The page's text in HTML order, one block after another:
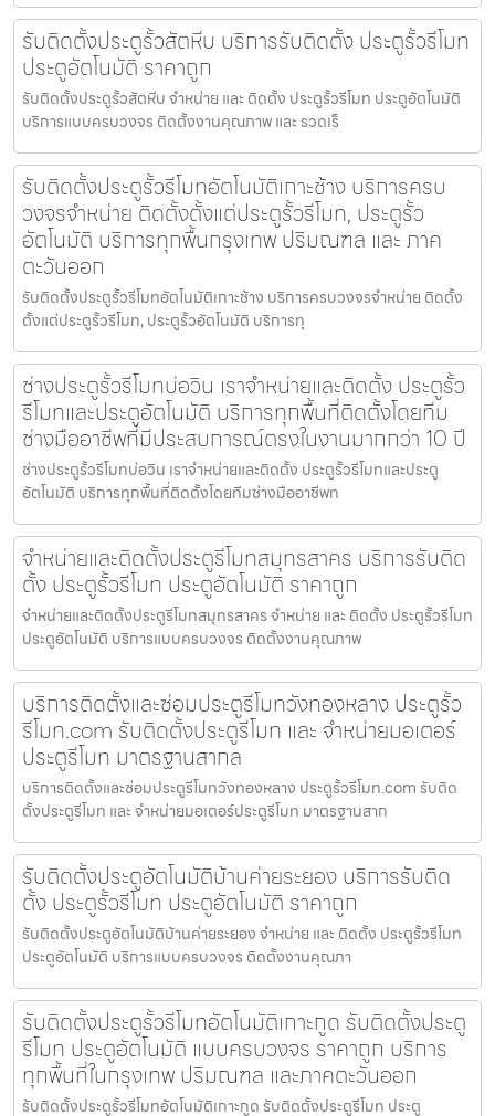
รับติดตั้งประตูรั้วสัตหีบ บริการรับติดตั้ง ประตูรั้วรีโมท
ประตูอัตโนมัติ ราคาถูก
รับติดตั้งประตูรั้วสัตหีบ จำหน่าย และ ติดตั้ง ประตูรั้วรีโมท ประตูอัตโนมัติ
บริการแบบครบวงจร ติดตั้งงานคุณภาพ และ รวดเร็
รับติดตั้งประตูรั้วรีโมทอัตโนมัติเกาะช้าง บริการครบ
วงจรจำหน่าย ติดตั้งตั้งแต่ประตูรั้วรีโมท, ประตูรั้ว
อัตโนมัติ บริการทุกพื้นกรุงเทพ ปริมณฑล และ ภาค
ตะวันออก
รับติดตั้งประตูรั้วรีโมทอัตโนมัติเกาะช้าง บริการครบวงจรจำหน่าย ติดตั้ง
ตั้งแต่ประตูรั้วรีโมท, ประตูรั้วอัตโนมัติ บริการทุ
ช่างประตูรั้วรีโมทบ่อวิน เราจำหน่ายและติดตั้ง ประตูรั้ว
รีโมทและประตูอัตโนมัติ บริการทุกพื้นที่ติดตั้งโดยทีม
ช่างมืออาชีพที่มีประสบการณ์ตรงในงานมากกว่า 10 ปี
ช่างประตูรั้วรีโมทบ่อวิน เราจำหน่ายและติดตั้ง ประตูรั้วรีโมทและประตู
อัตโนมัติ บริการทุกพื้นที่ติดตั้งโดยทีมช่างมืออาชีพท
จำหน่ายและติดตั้งประตูรีโมทสมุทรสาคร บริการรับติด
ตั้ง ประตูรั้วรีโมท ประตูอัตโนมัติ ราคาถูก
จำหน่ายและติดตั้งประตูรีโมทสมุทรสาคร จำหน่าย และ ติดตั้ง ประตูรั้วรีโมท
ประตูอัตโนมัติ บริการแบบครบวงจร ติดตั้งงานคุณภาพ
บริการติดตั้งและซ่อมประตูรีโมทวังทองหลาง ประตูรั้ว
รีโมท.com รับติดตั้งประตูรีโมท และ จำหน่ายมอเตอร์
ประตูรีโมท มาตรฐานสากล
บริการติดตั้งและซ่อมประตูรีโมทวังทองหลาง ประตูรั้วรีโมท.com รับติด
ตั้งประตูรีโมท และ จำหน่ายมอเตอร์ประตูรีโมท มาตรฐานสาก
รับติดตั้งประตูอัตโนมัติบ้านค่ายระยอง บริการรับติด
ตั้ง ประตูรั้วรีโมท ประตูอัตโนมัติ ราคาถูก
รับติดตั้งประตูอัตโนมัติบ้านค่ายระยอง จำหน่าย และ ติดตั้ง ประตูรั้วรีโมท
ประตูอัตโนมัติ บริการแบบครบวงจร ติดตั้งงานคุณภา
รับติดตั้งประตูรั้วรีโมทอัตโนมัติเกาะกูด รับติดตั้งประตู
รีโมท ประตูอัตโนมัติ แบบครบวงจร ราคาถูก บริการ
ทุกพื้นที่ในกรุงเทพ ปริมณฑล และภาคตะวันออก
รับติดตั้งประตูรั้วรีโมทอัตโนมัติเกาะกูด รับติดตั้งประตูรีโมท ประตู